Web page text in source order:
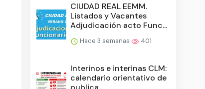
CIUDAD REAL EEMM.
Listados y Vacantes
Adjudicación acto Func...
Hace 3 semanas 401
Interinos e interinas CLM:
calendario orientativo de